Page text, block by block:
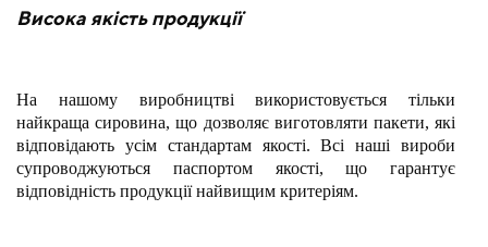
Висока якість продукції
На нашому виробництві використовується тільки
найкраща сировина, що дозволяє виготовляти пакети, які
відповідають усім стандартам якості. Всі наші вироби
супроводжуються паспортом якості, що гарантує
відповідність продукції найвищим критеріям.